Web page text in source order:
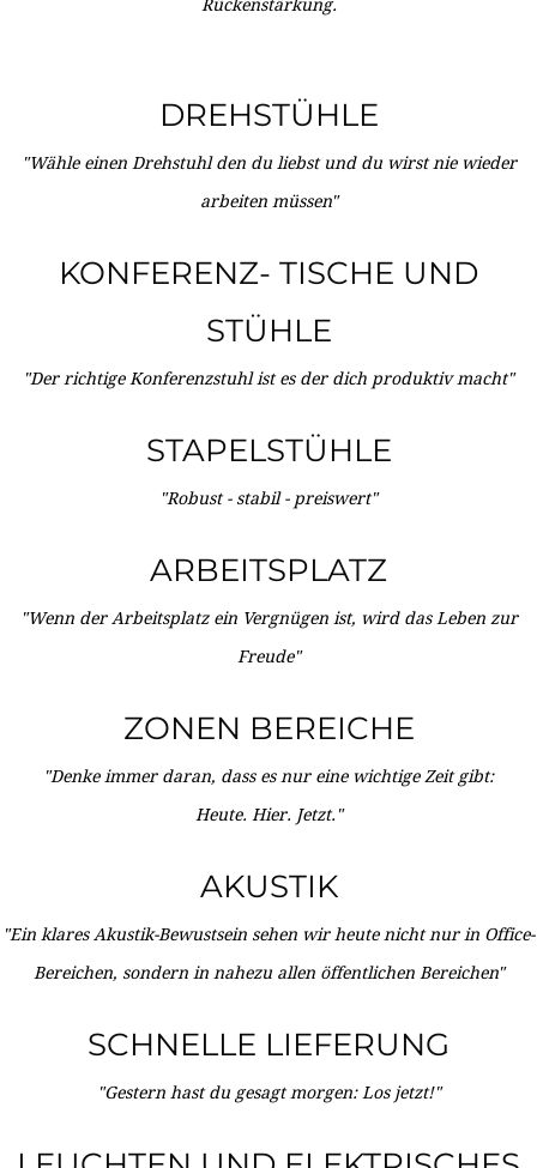
Rückenstärkung.
DREHSTÜHLE
"Wähle einen Drehstuhl den du liebst und du wirst nie wieder
arbeiten müssen"
KONFERENZ- TISCHE UND
STÜHLE
"Der richtige Konferenzstuhl ist es der dich produktiv macht"
STAPELSTÜHLE
"Robust - stabil - preiswert"
ARBEITSPLATZ
"Wenn der Arbeitsplatz ein Vergnügen ist, wird das Leben zur
Freude"
ZONEN BEREICHE
"Denke immer daran, dass es nur eine wichtige Zeit gibt:
Heute. Hier. Jetzt."
AKUSTIK
"Ein klares Akustik-Bewustsein sehen wir heute nicht nur in Office-
Bereichen, sondern in nahezu allen öffentlichen Bereichen"
SCHNELLE LIEFERUNG
"Gestern hast du gesagt morgen: Los jetzt!"